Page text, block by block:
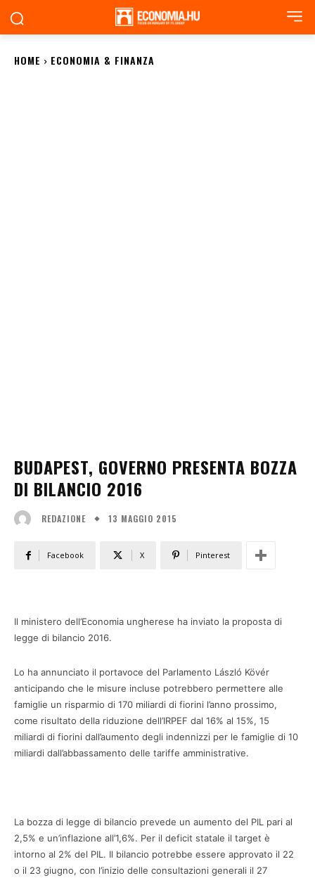
HOME ECONOMIA & FINANZA
BUDAPEST, GOVERNO PRESENTA BOZZA
DI BILANCIO 2016
REDAZIONE 13 MAGGIO 2015
Facebook X Pinterest
Il ministero dell’Economia ungherese ha inviato la proposta di
legge di bilancio 2016.
Lo ha annunciato il portavoce del Parlamento László Kövér
anticipando che le misure incluse potrebbero permettere alle
famiglie un risparmio di 170 miliardi di fiorini l’anno prossimo,
come risultato della riduzione dell’IRPEF dal 16% al 15%, 15
miliardi di fiorini dall’aumento degli indennizzi per le famiglie di 10
miliardi dall’abbassamento delle tariffe amministrative.
La bozza di legge di bilancio prevede un aumento del PIL pari al
2,5% e un’inflazione all’1,6%. Per il deficit statale il target è
intorno al 2% del PIL. Il bilancio potrebbe essere approvato il 22
o il 23 giugno, con l’inizio delle consultazioni generali il 27